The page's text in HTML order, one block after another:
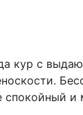
кур с
спокойный